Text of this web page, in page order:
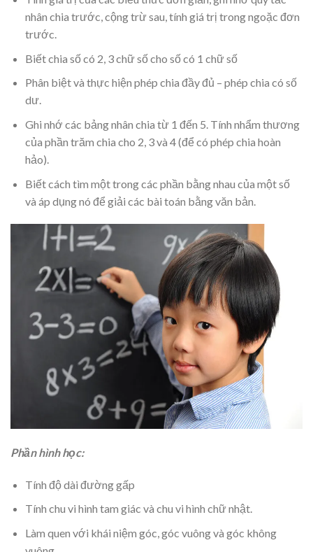
nhân chia trước, cộng trừ sau, tính giá trị trong ngoặc đơn
trước.
Biết chia số có 2, 3 chữ số cho số có 1 chữ số
Phân biệt và thực hiện phép chia đầy đủ – phép chia có số
dư.
Ghi nhớ các bảng nhân chia từ 1 đến 5. Tính nhẩm thương
của phần trăm chia cho 2, 3 và 4 (để có phép chia hoàn
hảo).
Biết cách tìm một trong các phần bằng nhau của một số
và áp dụng nó để giải các bài toán bằng văn bản.
Phần hình học:
Tính độ dài đường gấp
Tính chu vi hình tam giác và chu vi hình chữ nhật.
Làm quen với khái niệm góc, góc vuông và góc không